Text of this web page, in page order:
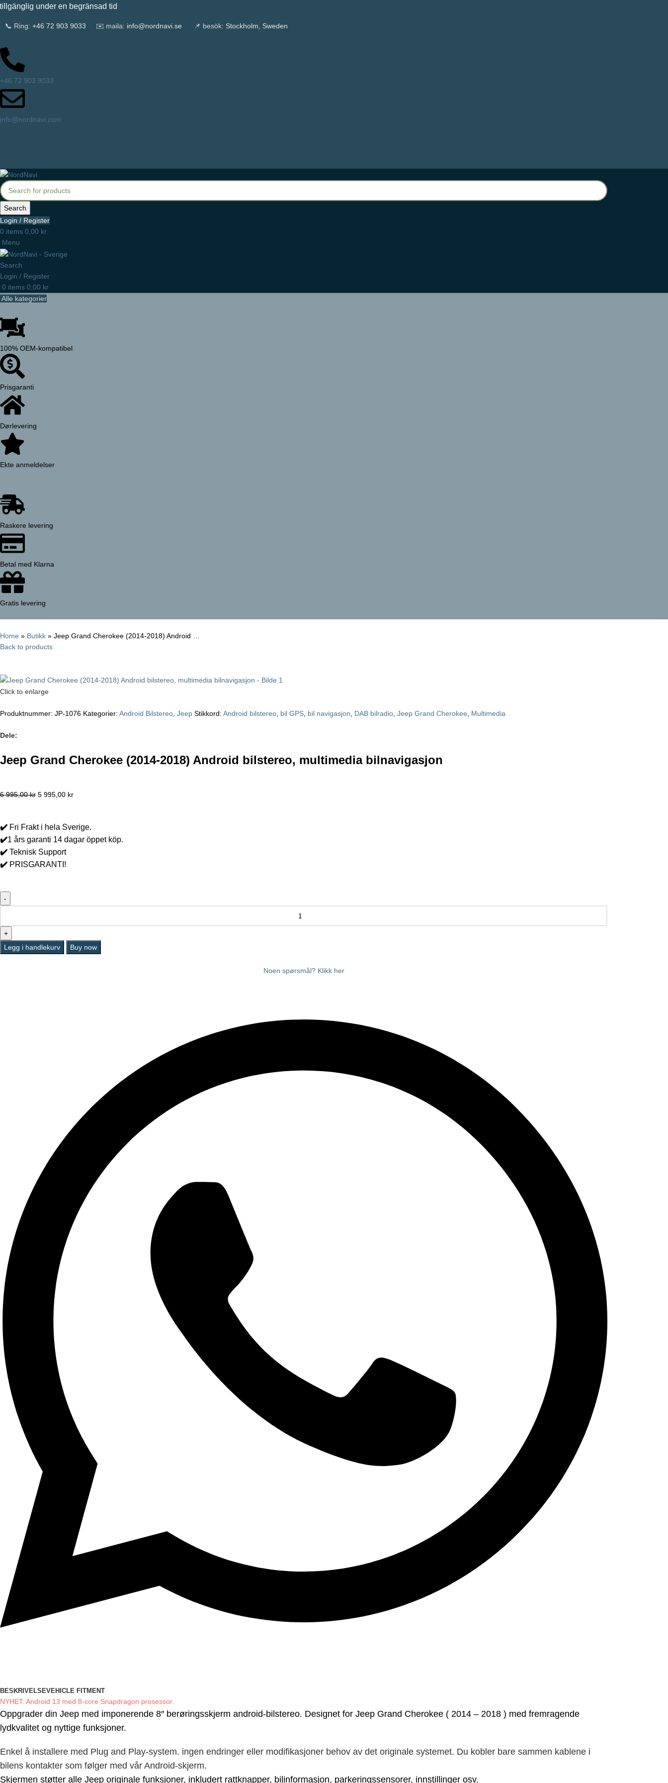
under en begränsad tid
📞 Ring: +46 72 903 9033 ✉️ maila: info@nordnavi.se 📌 besök: Stockholm, Sweden
+46 72 903 9033
info@nordnavi.com
Search
Login / Register
0 items 0,00 kr
Menu
Search
Login / Register
0 items 0,00 kr
Alle kategorier
100% OEM-kompatibel
Prisgaranti
Dørlevering
Ekte anmeldelser
Raskere levering
Betal med Klarna
Gratis levering
Home » Butikk » Jeep Grand Cherokee (2014-2018) Android …
Back to products
Click to enlarge
Produktnummer: JP-1076 Kategorier: Android Bilstereo Jeep Stikkord: Android bilstereo bil GPS bil navigasjon DAB bilradio Jeep Grand Cherokee Multimedia
Dele:
Jeep Grand Cherokee (2014-2018) Android bilstereo, multimedia bilnavigasjon
6 995,00kr 5 995,00 kr
✔️ Fri Frakt i hela Sverige.
✔️1 års garanti 14 dagar öppet köp.
✔️ Teknisk Support
✔️ PRISGARANTI!
Legg i handlekurv Buy now
Noen spørsmål? Klikk her
BESKRIVELSEVEHICLE FITMENT
NYHET: Android 13 med 8-core Snapdragon prosessor.
Oppgrader din Jeep med imponerende 8″ berøringsskjerm android-bilstereo. Designet for Jeep Grand Cherokee ( 2014 – 2018 ) med fremragende
lydkvalitet og nyttige funksjoner.
Enkel å installere med Plug and Play-system. ingen endringer eller modifikasjoner behov av det originale systemet. Du kobler bare sammen kablene i
bilens kontakter som følger med vår Android-skjerm.
Skjermen støtter alle Jeep originale funksjoner, inkludert rattknapper, bilinformasjon, parkeringssensorer, innstillinger osv.